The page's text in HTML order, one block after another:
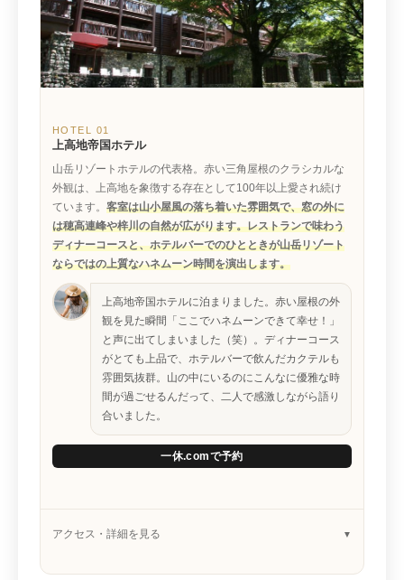
HOTEL 01
上高地帝国ホテル
山岳リゾートホテルの代表格。赤い三角屋根のクラシカルな
外観は、上高地を象徴する存在として100年以上愛され続け
ています。 客室は山小屋風の落ち着いた雰囲気で、窓の外に
は穂高連峰や梓川の自然が広がります。レストランで味わう
ディナーコースと、ホテルバーでのひとときが山岳リゾート
ならではの上質なハネムーン時間を演出します。
上高地帝国ホテルに泊まりました。赤い屋根の外
観を見た瞬間「ここでハネムーンできて幸せ！」
と声に出てしまいました（笑）。ディナーコース
がとても上品で、ホテルバーで飲んだカクテルも
雰囲気抜群。山の中にいるのにこんなに優雅な時
間が過ごせるんだって、二人で感激しながら語り
合いました。
一休.comで予約
アクセス・詳細を見る